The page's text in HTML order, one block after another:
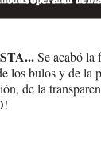
Se acabó la
los bulos y de
de la